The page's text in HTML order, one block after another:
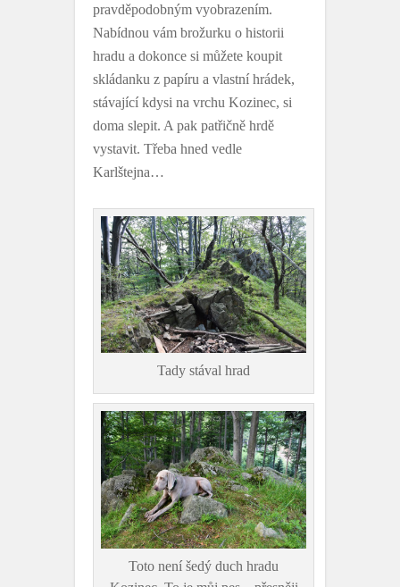
pravděpodobným vyobrazením.
Nabídnou vám brožurku o historii
hradu a dokonce si můžete koupit
skládanku z papíru a vlastní hrádek,
stávající kdysi na vrchu Kozinec, si
doma slepit. A pak patřičně hrdě
vystavit. Třeba hned vedle
Karlštejna…
Tady stával hrad
Toto není šedý duch hradu